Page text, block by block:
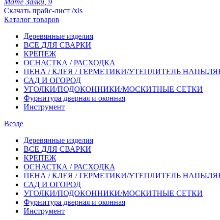
Скачать прайс-лист /xls
Каталог товаров
Деревянные изделия
ВСЕ ДЛЯ СВАРКИ
КРЕПЕЖ
ОСНАСТКА / РАСХОДКА
ПЕНА / КЛЕЯ / ГЕРМЕТИКИ/УТЕПЛИТЕЛЬ
САД И ОГОРОД
УГОЛКИ/ПОДОКОННИКИ/МОСКИТНЫЕ СЕТКИ
Фурнитура дверная и оконная
Инструмент
Везде
Деревянные изделия
ВСЕ ДЛЯ СВАРКИ
КРЕПЕЖ
ОСНАСТКА / РАСХОДКА
ПЕНА / КЛЕЯ / ГЕРМЕТИКИ/УТЕПЛИТЕЛЬ
САД И ОГОРОД
УГОЛКИ/ПОДОКОННИКИ/МОСКИТНЫЕ СЕТКИ
Фурнитура дверная и оконная
Инструмент